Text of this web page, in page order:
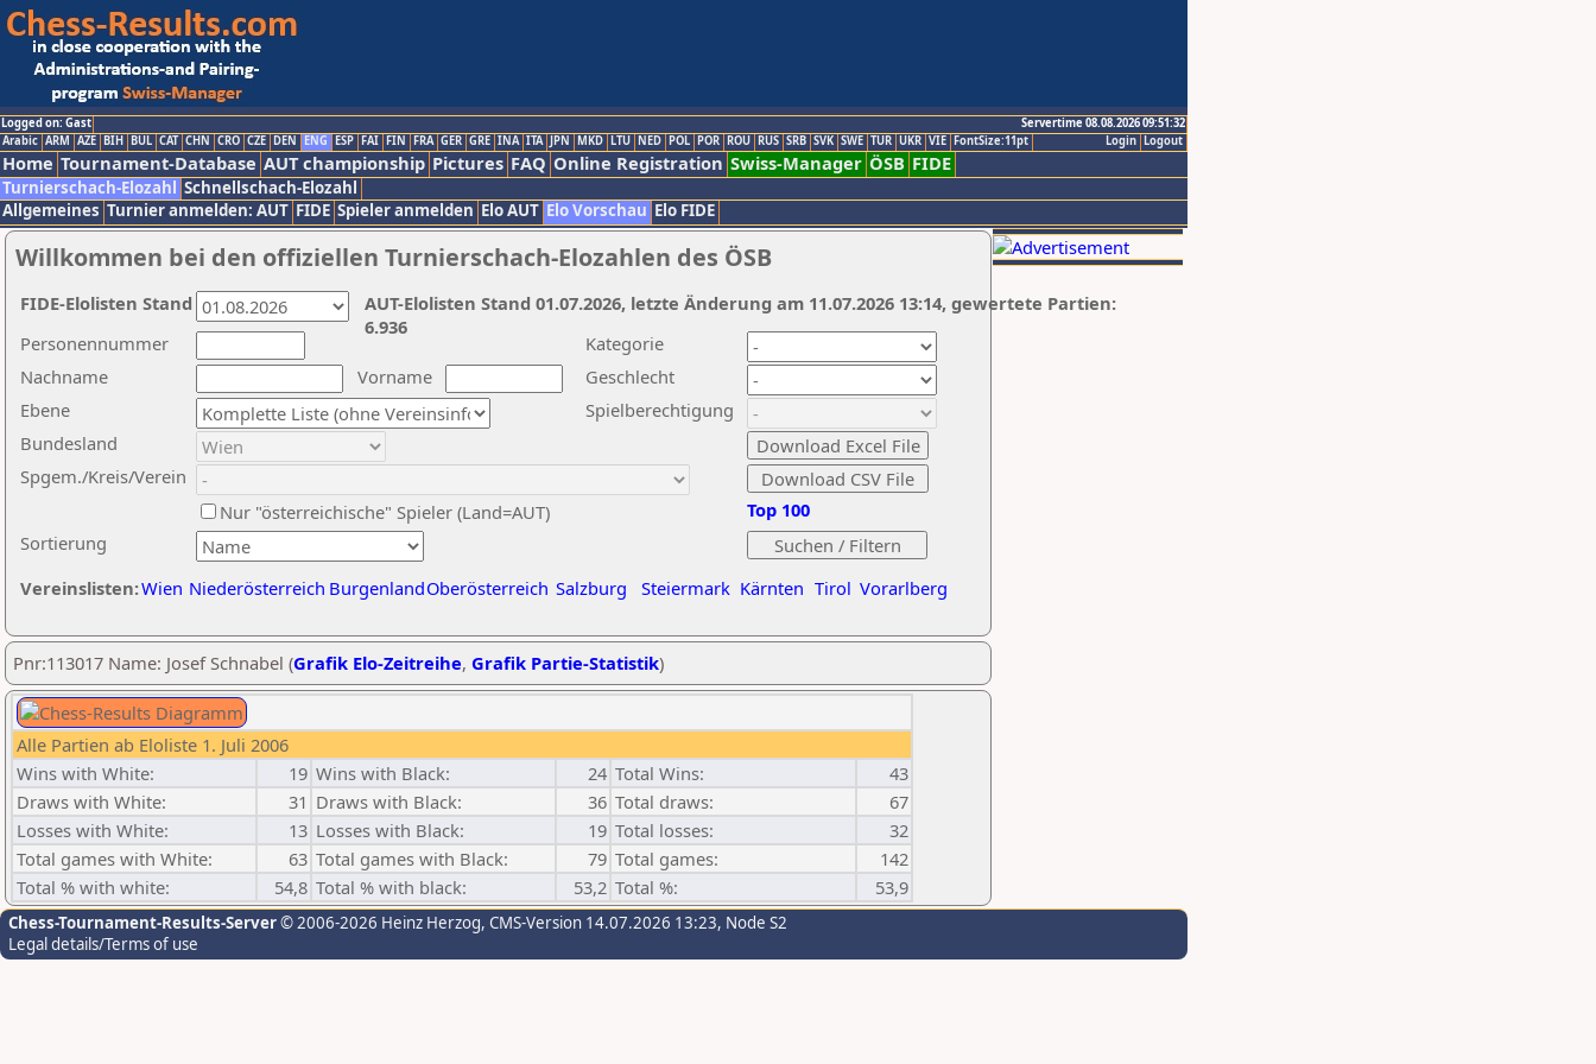
Logged on: Gast
Servertime 08.08.2026 09:51:32
Logout
Login
Arabic ARM AZE BIH BUL CAT CHN CRO CZE DEN ENG ESP FAI FIN FRA GER GRE INA ITA JPN MKD LTU NED POL POR ROU RUS SRB SVK SWE TUR UKR VIE FontSize:11pt
Home Tournament-Database AUT championship Pictures FAQ Online Registration Swiss-Manager ÖSB FIDE
Turnierschach-Elozahl Schnellschach-Elozahl
Allgemeines Turnier anmelden: AUT FIDE Spieler anmelden Elo AUT Elo Vorschau Elo FIDE
Willkommen bei den offiziellen Turnierschach-Elozahlen des ÖSB
Nachname
Vorname
Ebene
Kategorie
Sortierung
Personennummer
Bundesland
Spgem./Kreis/Verein
Geschlecht
Nur "österreichische" Spieler (Land=AUT)
Spielberechtigung
Vereinslisten:Wien Niederösterreich BurgenlandOberösterreich Salzburg Steiermark Kärnten Tirol Vorarlberg
Top 100
AUT-Elolisten Stand 01.07.2026, letzte Änderung am 11.07.2026 13:14, gewertete Partien:
6.936
FIDE-Elolisten Stand
Pnr:113017 Name: Josef Schnabel (Grafik Elo-Zeitreihe, Grafik Partie-Statistik)
Alle Partien ab Eloliste 1. Juli 2006
Wins with White:
19 Wins with Black: 24 Total Wins:
43
Draws with White:
31 Draws with Black: 36 Total draws:
67
Losses with White:
13 Losses with Black: 19 Total losses:
32
Total games with White:
63 Total games with Black: 79 Total games:
142
Total % with white:
54,8 Total % with black: 53,2 Total %: 53,9
Chess-Tournament-Results-Server© 2006-2026 Heinz Herzog, CMS-Version 14.07.2026 13:23, Node S2
Legal details/Terms of use